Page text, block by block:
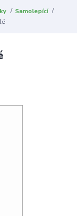
Samolepící